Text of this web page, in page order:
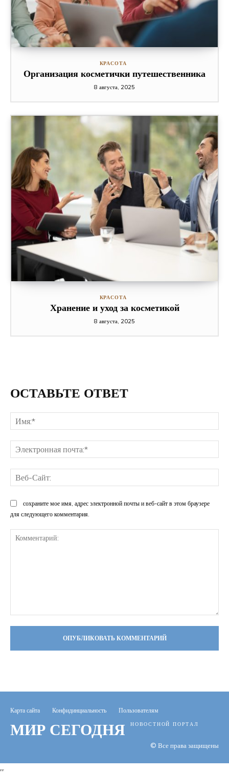
КРАСОТА
Организация косметички путешественника
8 августа, 2025
КРАСОТА
Хранение и уход за косметикой
8 августа, 2025
ОСТАВЬТЕ ОТВЕТ
сохраните мое имя, адрес электронной почты и веб-сайт в этом браузере
для следующего комментария.
Карта сайта Конфидинциальность Пользователям
МИР СЕГОДНЯ НОВОСТНОЙ ПОРТАЛ
© Все права защищены